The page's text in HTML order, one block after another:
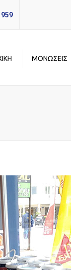
959
ΜΟΝΩΣΕΙΣ